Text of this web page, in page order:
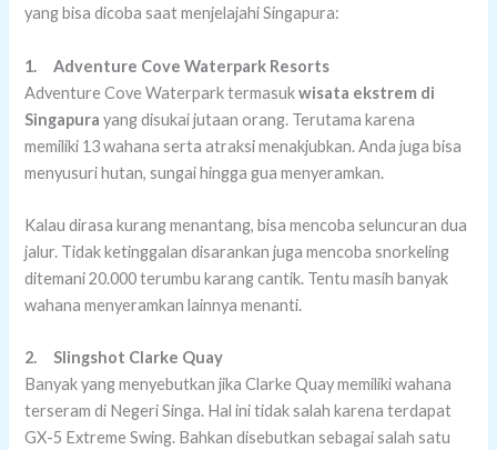
yang bisa dicoba saat menjelajahi Singapura:
1.Adventure Cove Waterpark Resorts
Adventure Cove Waterpark termasukwisata ekstrem di
Singapura yang disukai jutaan orang. Terutama karena
memiliki 13 wahana serta atraksi menakjubkan. Anda juga bisa
menyusuri hutan, sungai hingga gua menyeramkan.
Kalau dirasa kurang menantang, bisa mencoba seluncuran dua
jalur. Tidak ketinggalan disarankan juga mencoba snorkeling
ditemani 20.000 terumbu karang cantik. Tentu masih banyak
wahana menyeramkan lainnya menanti.
2.Slingshot Clarke Quay
Banyak yang menyebutkan jika Clarke Quay memiliki wahana
terseram di Negeri Singa. Hal ini tidak salah karena terdapat
GX-5 Extreme Swing. Bahkan disebutkan sebagai salah satu